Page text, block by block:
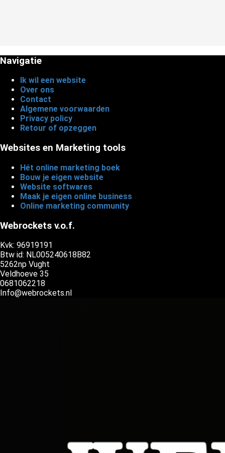
Navigatie
Ik wil een website
Over ons
Contact
Algemene voorwaarden
Privacy policy
Retour of opzeggen
Websites en Marketing tools
Hét online marketing boek
Bouw je eigen website
Website softwares
Maak je eigen online business
Online marketing community
Webrockets v.o.f.
Kvk: 96919191
Btw id: NL005240618B82
5262np Vught
Veldhoeve 35
0681062218
Info@webrockets.nl